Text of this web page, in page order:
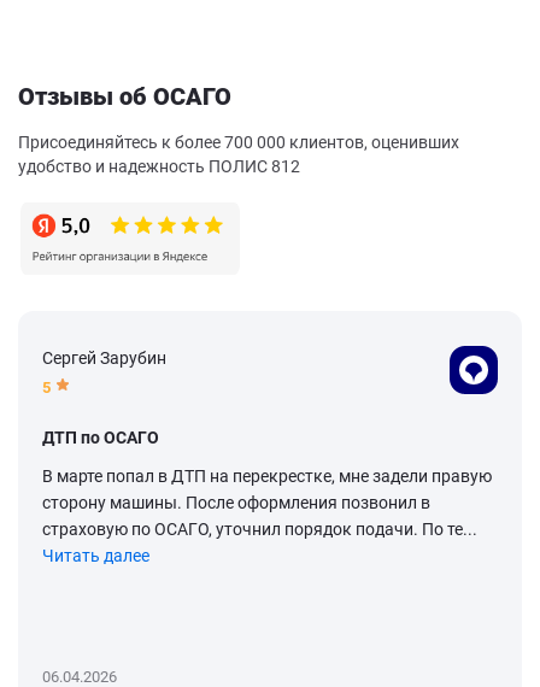
Отзывы об ОСАГО
Присоединяйтесь к более 700 000 клиентов, оценивших
удобство и надежность ПОЛИС 812
Сергей Зарубин
5
ДТП по ОСАГО
В марте попал в ДТП на перекрестке, мне задели правую
сторону машины. После оформления позвонил в
страховую по ОСАГО, уточнил порядок подачи. По те...
Читать далее
06.04.2026